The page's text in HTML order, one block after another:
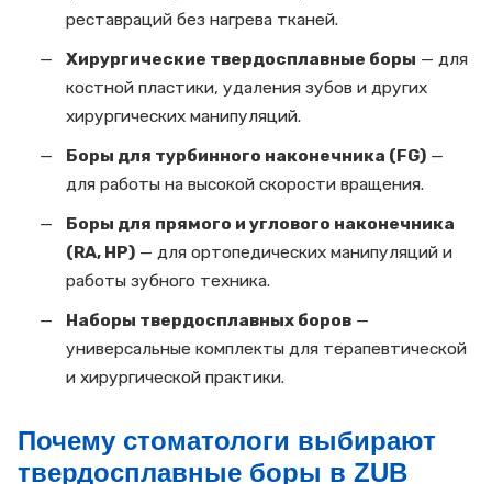
реставраций без нагрева тканей.
Хирургические твердосплавные боры — для
костной пластики, удаления зубов и других
хирургических манипуляций.
Боры для турбинного наконечника (FG) —
для работы на высокой скорости вращения.
Боры для прямого и углового наконечника
(RA, HP) — для ортопедических манипуляций и
работы зубного техника.
Наборы твердосплавных боров —
универсальные комплекты для терапевтической
и хирургической практики.
Почему стоматологи выбирают
твердосплавные боры в ZUB